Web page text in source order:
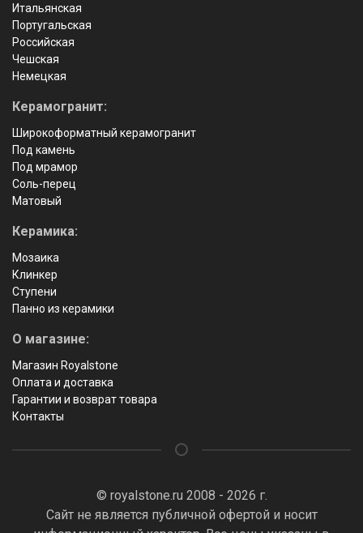
Итальянская
Португальская
Российская
Чешская
Немецкая
Керамогранит:
Широкоформатный керамогранит
Под камень
Под мрамор
Соль-перец
Матовый
Керамика:
Мозаика
Клинкер
Ступени
Панно из керамики
О магазине:
Магазин Royalstone
Оплата и доставка
Гарантии и возврат товара
Контакты
© royalstone.ru 2008 - 2026 г.
Сайт не является публичной офертой и носит